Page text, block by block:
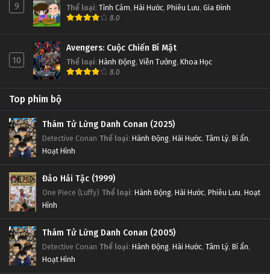
9 Thể loại: Tình Cảm, Hài Hước, Phiêu Lưu, Gia Đình
8.0
10
Avengers: Cuộc Chiến Bí Mật
Thể loại: Hành Động, Viễn Tưởng, Khoa Học
8.0
Top phim bộ
Thám Tử Lừng Danh Conan (2025)
Detective Conan Thể loại: Hành Động, Hài Hước, Tâm Lý, Bí ẩn,
Hoạt Hình
Đảo Hải Tặc (1999)
One Piece (Luffy) Thể loại: Hành Động, Hài Hước, Phiêu Lưu, Hoạt
Hình
Thám Tử Lừng Danh Conan (2005)
Detective Conan Thể loại: Hành Động, Hài Hước, Tâm Lý, Bí ẩn,
Hoạt Hình